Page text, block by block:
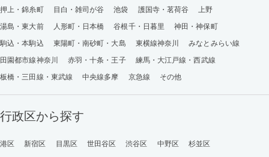
押上・錦糸町
目白・雑司が谷 池袋 護国寺・茗荷谷
上野
湯島・東大前
人形町・日本橋 谷根千・日暮里
神田・神保町
駒込・本駒込
東陽町・南砂町・大島 東横線神奈川
みなとみらい線
田園都市線神奈川
赤羽・十条・王子
練馬・大江戸線・西武線
板橋・三田線・東武線
中央線多摩 京急線 その他
行政区から探す
港区 新宿区 目黒区 世田谷区 渋谷区 中野区 杉並区